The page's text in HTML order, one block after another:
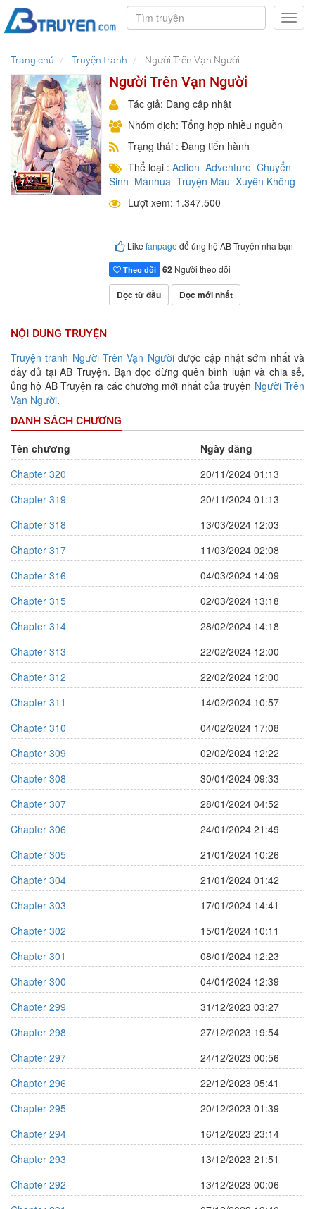
Trang chủ Truyện tranh Người Trên Vạn Người
Người Trên Vạn Người
Tác giả: Đang cập nhật
Nhóm dịch: Tổng hợp nhiều nguồn
Trạng thái : Đang tiến hành
Thể loại : Action Adventure Chuyển
Sinh Manhua Truyện Màu Xuyên Không
Lượt xem: 1.347.500
Like fanpage để ủng hộ AB Truyện nha bạn
Theo dõi 62 Người theo dõi
Đọc từ đầu Đọc mới nhất
NỘI DUNG TRUYỆN
Truyện tranh Người Trên Vạn Ngườiđược cập nhật sớm nhất và
đầy đủ tại AB Truyện. Bạn đọc đừng quên bình luận và chia sẻ,
ủng hộ AB Truyện ra các chương mới nhất của truyện Người Trên
Vạn Người.
DANH SÁCH CHƯƠNG
Tên chương
Ngày đăng
Chapter 320
20/11/2024 01:13
Chapter 319
20/11/2024 01:13
Chapter 318
13/03/2024 12:03
Chapter 317
11/03/2024 02:08
Chapter 316
04/03/2024 14:09
Chapter 315
02/03/2024 13:18
Chapter 314
28/02/2024 14:18
Chapter 313
22/02/2024 12:00
Chapter 312
22/02/2024 12:00
Chapter 311
14/02/2024 10:57
Chapter 310
04/02/2024 17:08
Chapter 309
02/02/2024 12:22
Chapter 308
30/01/2024 09:33
Chapter 307
28/01/2024 04:52
Chapter 306
24/01/2024 21:49
Chapter 305
21/01/2024 10:26
Chapter 304
21/01/2024 01:42
Chapter 303
17/01/2024 14:41
Chapter 302
15/01/2024 10:11
Chapter 301
08/01/2024 12:23
Chapter 300
04/01/2024 12:39
Chapter 299
31/12/2023 03:27
Chapter 298
27/12/2023 19:54
Chapter 297
24/12/2023 00:56
Chapter 296
22/12/2023 05:41
Chapter 295
20/12/2023 01:39
Chapter 294
16/12/2023 23:14
Chapter 293
13/12/2023 21:51
Chapter 292
13/12/2023 00:06